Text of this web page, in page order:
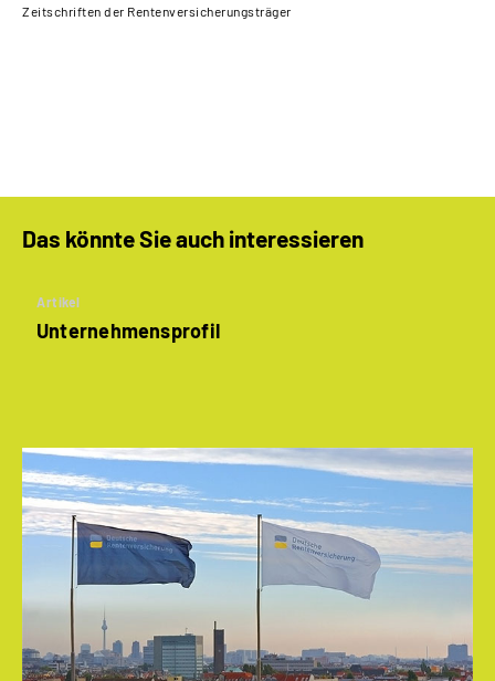
Zeitschriften der Rentenversicherungsträger
Das könnte Sie auch interessieren
Artikel
Unternehmensprofil